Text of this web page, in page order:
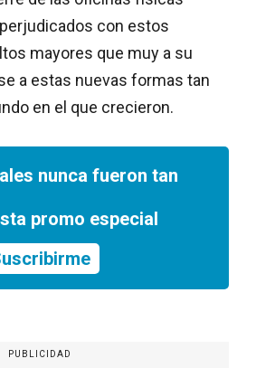
con estos
mayores que muy a su
a estas nuevas formas tan
en el que crecieron.
nunca fueron tan
promo especial
PUBLICIDAD